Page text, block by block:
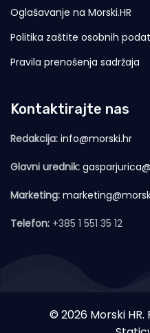
Oglašavanje na Morski.HR
Politika zaštite osobnih
Pravila prenošenja sadržaja
Kontaktirajte nas
Redakcija: info@morski.hr
Glavni urednik:
Marketing:
Telefon: +385 1 551 35 12
© 2026 Morski